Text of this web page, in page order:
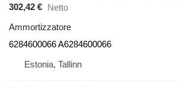
302,42 € Netto
Ammortizzatore
6284600066 A6284600066
Estonia, Tallinn